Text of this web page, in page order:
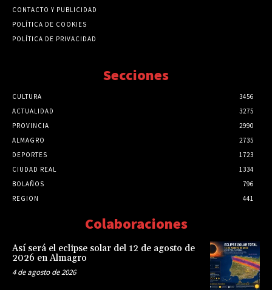
CONTACTO Y PUBLICIDAD
POLÍTICA DE COOKIES
POLÍTICA DE PRIVACIDAD
Secciones
CULTURA
3456
ACTUALIDAD
3275
PROVINCIA
2990
ALMAGRO
2735
DEPORTES
1723
CIUDAD REAL
1334
BOLAÑOS
796
REGION
441
Colaboraciones
Así será el eclipse solar del 12 de agosto de
2026 en Almagro
4 de agosto de 2026